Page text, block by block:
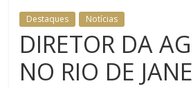
Destaques Notícias
DIRETOR DA
NO RIO DE